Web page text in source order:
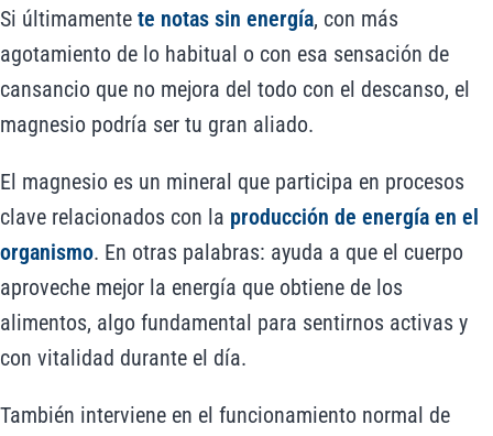
Si últimamente te notas sin energía, con más
agotamiento de lo habitual o con esa sensación de
cansancio que no mejora del todo con el descanso, el
magnesio podría ser tu gran aliado.
El magnesio es un mineral que participa en procesos
clave relacionados con la producción de energía en el
organismo. En otras palabras: ayuda a que el cuerpo
aproveche mejor la energía que obtiene de los
alimentos, algo fundamental para sentirnos activas y
con vitalidad durante el día.
También interviene en el funcionamiento normal de